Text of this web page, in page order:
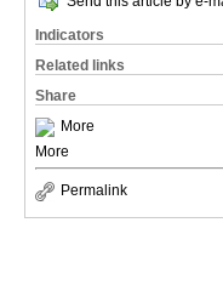
Indicators
Related links
Share
More
More
Permalink